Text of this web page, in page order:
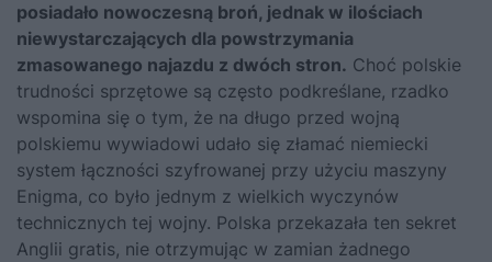
posiadało nowoczesną broń, jednak w ilościach
niewystarczających dla powstrzymania
zmasowanego najazdu z dwóch stron. Choć polskie
trudności sprzętowe są często podkreślane, rzadko
wspomina się o tym, że na długo przed wojną
polskiemu wywiadowi udało się złamać niemiecki
system łączności szyfrowanej przy użyciu maszyny
Enigma, co było jednym z wielkich wyczynów
technicznych tej wojny. Polska przekazała ten sekret
Anglii gratis, nie otrzymując w zamian żadnego